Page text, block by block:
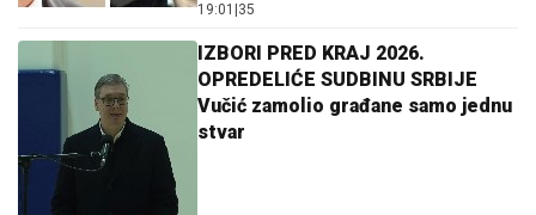
19:01 35
IZBORI PRED KRAJ 2026.
OPREDELIĆE SUDBINU SRBIJE
Vučić zamolio građane samo jednu
stvar